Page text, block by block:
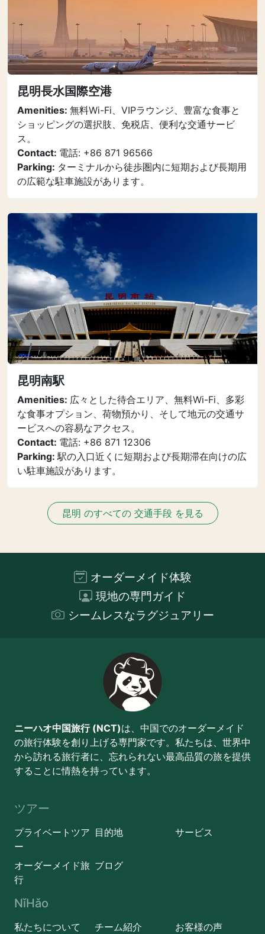
昆明長水国際空港
Amenities: 無料Wi-Fi、VIPラウンジ、豊富な食事と
ショッピングの選択肢、免税店、便利な交通サービ
ス。
Contact: 電話: +86 871 96566
Parking: ターミナルから徒歩圏内に短期および長期用
の広範な駐車施設があります。
昆明南駅
Amenities: 広々とした待合エリア、無料Wi-Fi、多彩
な食事オプション、荷物預かり、そして地元の交通サ
ービスへの容易なアクセス。
Contact: 電話: +86 871 12306
Parking:駅の入口近くに短期および長期滞在向けの広
い駐車施設があります。
昆明 のすべての 交通手段 を見る
オーダーメイド体験
現地の専門ガイド
シームレスなラグジュアリー
ニーハオ中国旅行 (NCT)は、中国でのオーダーメイド
の旅行体験を創り上げる専門家です。私たちは、世界中
から訪れる旅行者に、忘れられない最高品質の旅を提供
することに情熱を持っています。
ツアー
プライベートツア
ー
目的地 サービス
オーダーメイド旅
行
ブログ
NǐHǎo
私たちについて チーム紹介 お客様の声